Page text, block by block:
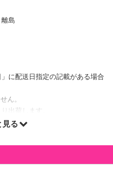
島
に配送日指定の記載がある場合
ん。
出荷します。
液体漂白剤。抗菌バリア成分配
見る